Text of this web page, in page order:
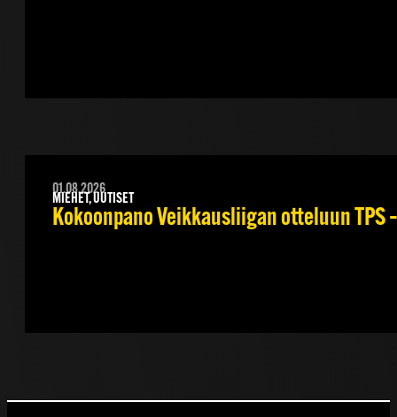
01.08.2026
MIEHET, UUTISET
Kokoonpano Veikkausliigan otteluun TPS